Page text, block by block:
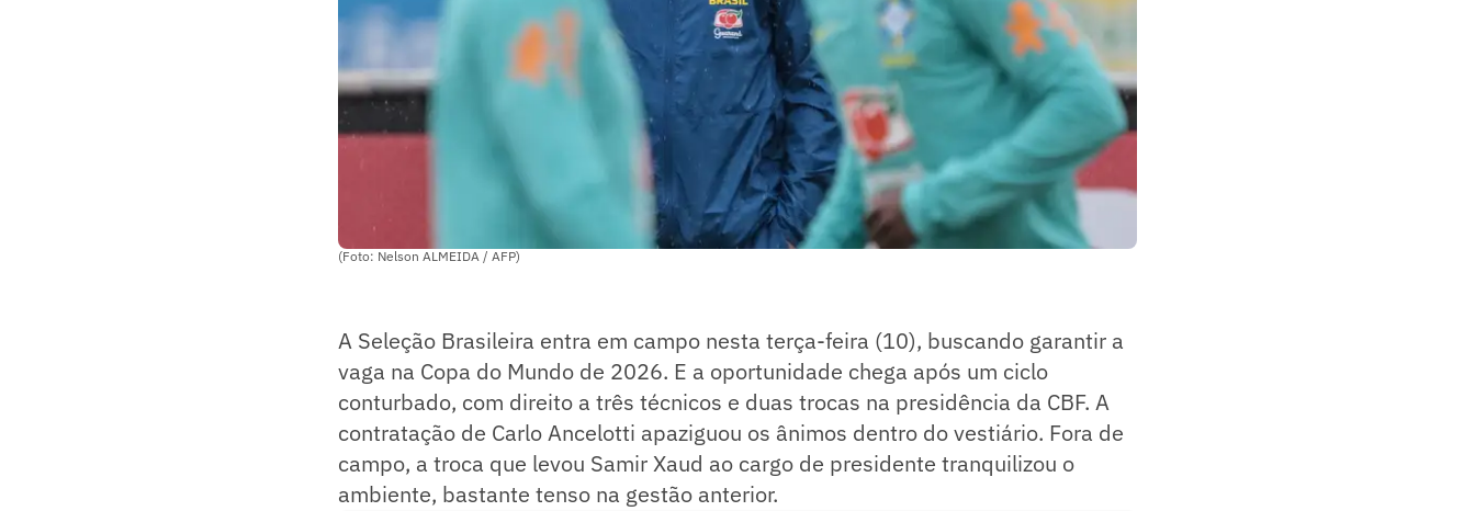
(Foto: Nelson ALMEIDA / AFP)
A Seleção Brasileira entra em campo nesta terça-feira (10), buscando garantir a
vaga na Copa do Mundo de 2026. E a oportunidade chega após um ciclo
conturbado, com direito a três técnicos e duas trocas na presidência da CBF. A
contratação de Carlo Ancelotti apaziguou os ânimos dentro do vestiário. Fora de
campo, a troca que levou Samir Xaud ao cargo de presidente tranquilizou o
ambiente, bastante tenso na gestão anterior.